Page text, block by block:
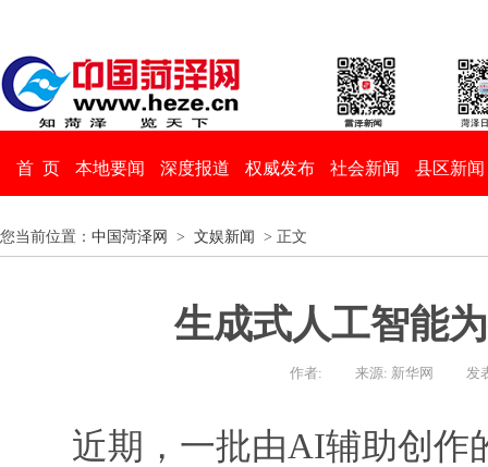
首 页 本地要闻 深度报道 权威发布 社会新闻 县区新闻
您当前位置： 中国菏泽网 > 文娱新闻 > 正文
生成式人工智能
作者: 来源: 新华网 发
近期，一批由AI辅助创作